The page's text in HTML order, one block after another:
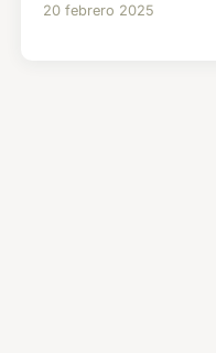
20 febrero 2025